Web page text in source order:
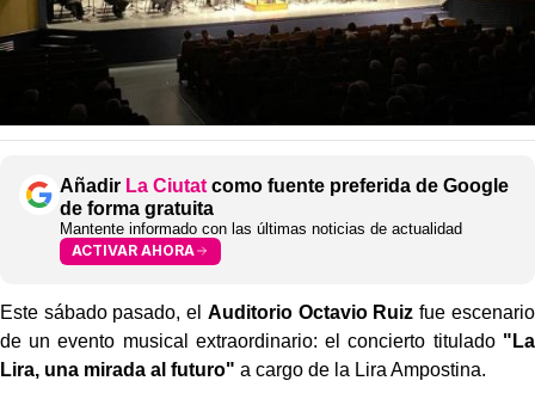
Añadir La Ciutat como fuente preferida de Google
de forma gratuita
Mantente informado con las últimas noticias de actualidad
ACTIVAR AHORA
Este sábado pasado, el Auditorio Octavio Ruiz fue escenario
de un evento musical extraordinario: el concierto titulado "La
Lira, una mirada al futuro" a cargo de la Lira Ampostina.